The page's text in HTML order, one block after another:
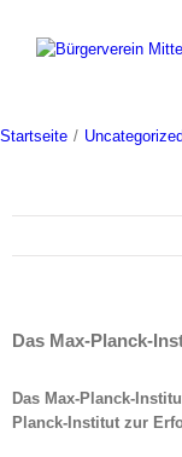
content
Startseite / Uncategorized
Das Max-Planck-
Das Max-Planck-
Planck-Institut zur